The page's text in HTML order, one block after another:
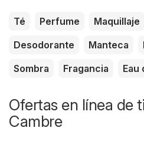
Té Perfume Maquillaje
Desodorante
Manteca
Sombra
Fragancia Eau
Ofertas en línea de
Cambre